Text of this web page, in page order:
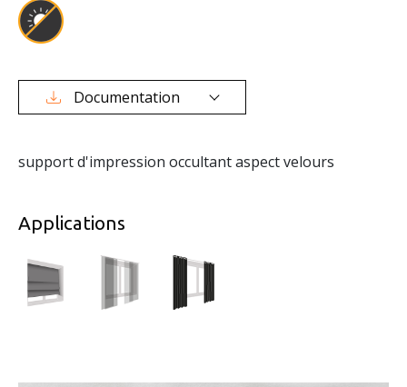
Documentation
support d'impression occultant aspect velours
Applications